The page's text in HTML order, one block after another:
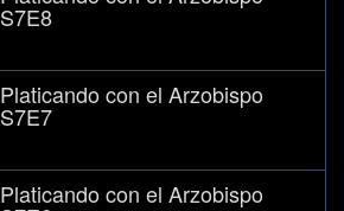
S7E8
Platicando con el Arzobispo
S7E7
Platicando con el Arzobispo